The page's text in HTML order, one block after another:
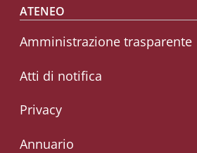
Footer menu
ATENEO
Amministrazione trasparente
Atti di notifica
Privacy
Annuario